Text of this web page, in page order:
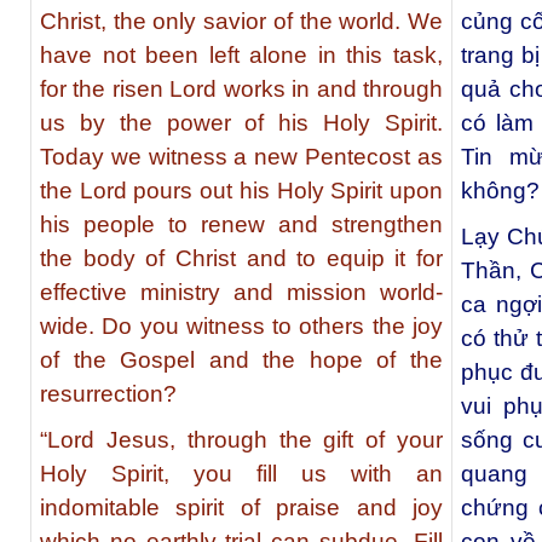
Christ, the only savior of the world. We
have not been left alone in this task,
for the risen Lord works in and through
us by the power of his Holy Spirit.
Today we witness a new Pentecost as
the Lord pours out his Holy Spirit upon
his people to renew and strengthen
the body of Christ and to equip it for
effective ministry and mission world-
wide. Do you witness to others the joy
of the Gospel and the hope of the
resurrection?
“Lord Jesus, through the gift of your
Holy Spirit, you fill us with an
indomitable spirit of praise and joy
củng
trang
quả
có làm
Tin
Lạy
Thần,
ca
có thử
phục
vui
sống
chứng